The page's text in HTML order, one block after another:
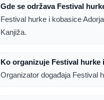
Gde se održava Festival
Festival hurke i kobasice
Kanjiža.
Ko organizuje Festival hurke
Organizator događaja Festival